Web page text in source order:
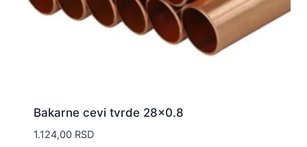
Bakarne cevi tvrde 28×0.8
1.124,00 RSD